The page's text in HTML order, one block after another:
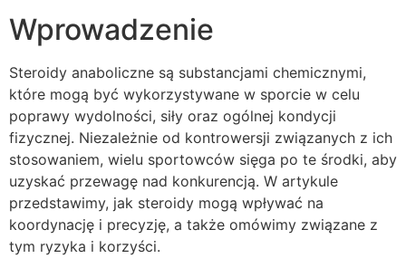
Wprowadzenie
Steroidy anaboliczne są substancjami chemicznymi,
które mogą być wykorzystywane w sporcie w celu
poprawy wydolności, siły oraz ogólnej kondycji
fizycznej. Niezależnie od kontrowersji związanych z ich
stosowaniem, wielu sportowców sięga po te środki, aby
uzyskać przewagę nad konkurencją. W artykule
przedstawimy, jak steroidy mogą wpływać na
koordynację i precyzję, a także omówimy związane z
tym ryzyka i korzyści.